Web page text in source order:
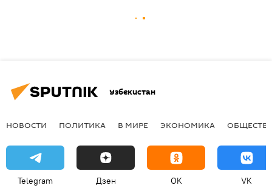
Узбекистан
НОВОСТИ ПОЛИТИКА В МИРЕ ЭКОНОМИКА
Telegram Дзен OK VK